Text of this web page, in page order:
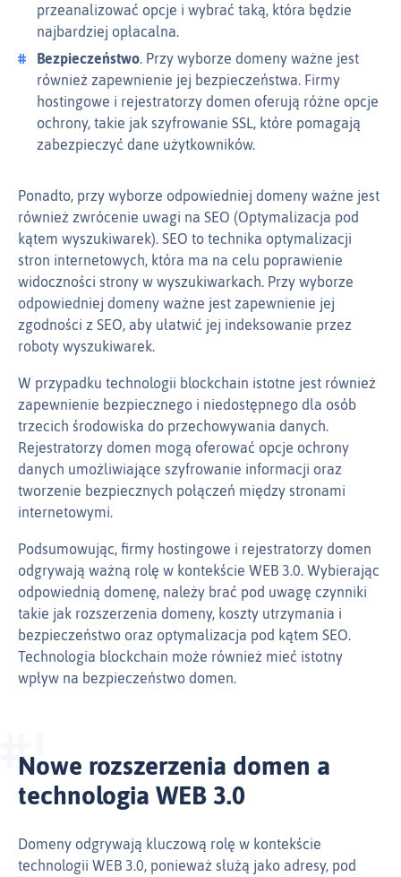
przeanalizować opcje i wybrać taką, która będzie
najbardziej opłacalna.
Bezpieczeństwo. Przy wyborze domeny ważne jest
również zapewnienie jej bezpieczeństwa. Firmy
hostingowe i rejestratorzy domen oferują różne opcje
ochrony, takie jak szyfrowanie SSL, które pomagają
zabezpieczyć dane użytkowników.
Ponadto, przy wyborze odpowiedniej domeny ważne jest
również zwrócenie uwagi na SEO (Optymalizacja pod
kątem wyszukiwarek). SEO to technika optymalizacji
stron internetowych, która ma na celu poprawienie
widoczności strony w wyszukiwarkach. Przy wyborze
odpowiedniej domeny ważne jest zapewnienie jej
zgodności z SEO, aby ułatwić jej indeksowanie przez
roboty wyszukiwarek.
W przypadku technologii blockchain istotne jest również
zapewnienie bezpiecznego i niedostępnego dla osób
trzecich środowiska do przechowywania danych.
Rejestratorzy domen mogą oferować opcje ochrony
danych umożliwiające szyfrowanie informacji oraz
tworzenie bezpiecznych połączeń między stronami
internetowymi.
Podsumowując, firmy hostingowe i rejestratorzy domen
odgrywają ważną rolę w kontekście WEB 3.0. Wybierając
odpowiednią domenę, należy brać pod uwagę czynniki
takie jak rozszerzenia domeny, koszty utrzymania i
bezpieczeństwo oraz optymalizacja pod kątem SEO.
Technologia blockchain może również mieć istotny
wpływ na bezpieczeństwo domen.
Nowe rozszerzenia domen a
technologia WEB 3.0
Domeny odgrywają kluczową rolę w kontekście
technologii WEB 3.0, ponieważ służą jako adresy, pod